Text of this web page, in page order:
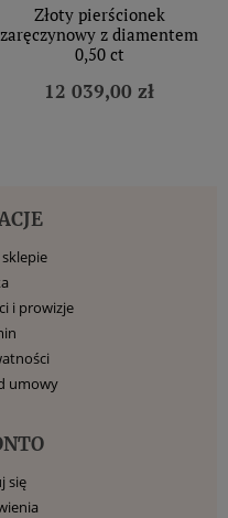
Złoty pierścionek
zaręczynowy z diamentem
0,50 ct
12 039,00 zł
i prowizje
umowy
się